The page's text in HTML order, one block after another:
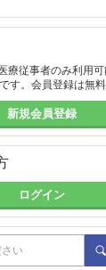
療従事者のみ利用
す。会員登録は無料
新規会員登録
ログイン